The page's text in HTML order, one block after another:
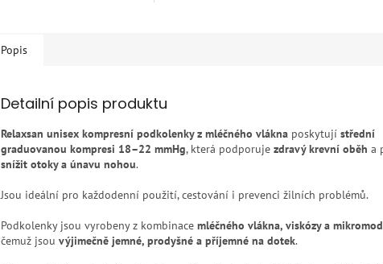
Popis
Detailní popis produktu
Relaxsan unisex kompresní podkolenky z mléčného vlákna poskytují střední
graduovanou kompresi 18–22 mmHg, která podporuje zdravý krevní oběh a
snížit otoky a únavu nohou.
Jsou ideální pro každodenní použití, cestování i prevenci žilních problémů.
Podkolenky jsou vyrobeny z kombinace mléčného vlákna, viskózy a
čemuž jsou výjimečně jemné, prodyšné a příjemné na dotek.